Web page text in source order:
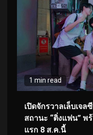
1 min read
เปิดจักรวาลเล็บเจล
สถานะ “ติ่งแฟน” พ
แรก 8 ส.ค.นี้